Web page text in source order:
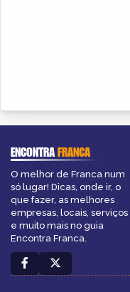
ENCONTRAFRANCA
O melhor de Franca num
só lugar! Dicas, onde ir, o
que fazer, as melhores
empresas, locais, serviços
e muito mais no guia
Encontra Franca.